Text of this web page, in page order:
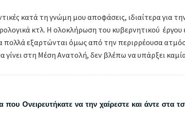
κατά τη γνώμη μου αποφάσεις, ιδιαίτερα για
κτλ. Η ολοκλήρωση του κυβερνητικού έργου
εξαρτώνται όμως από την περιρρέουσα
γίνει στη Μέση Ανατολή, δεν βλέπω να υπάρξει
που Ονειρευτήκατε να την χαίρεστε και άντε στα